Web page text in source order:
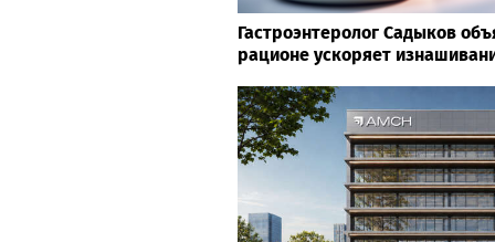
Гастроэнтеролог Садыков
рационе ускоряет